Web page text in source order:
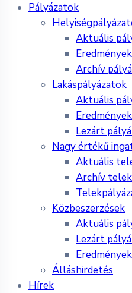
Pályázatok
Aktuális
Eredmények
Archív
Lakáspályázatok
Aktuális
Eredmények
Lezárt
Nagy értékű
Aktuális
Archív
Közbeszerzések
Aktuális
Lezárt
Eredmények
Álláshirdetés
Hírek